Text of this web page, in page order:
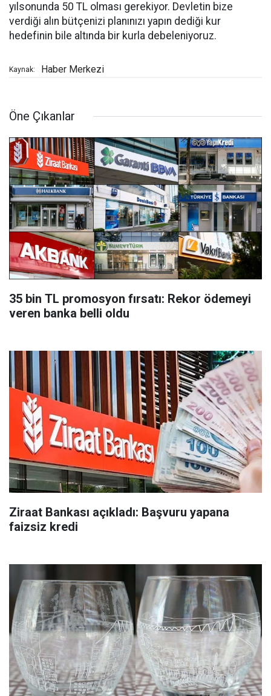
yılsonunda 50 TL olması gerekiyor. Devletin bize
verdiği alın bütçenizi planınızı yapın dediği kur
hedefinin bile altında bir kurla debeleniyoruz.
Kaynak: Haber Merkezi
Öne Çıkanlar
35 bin TL promosyon fırsatı: Rekor ödemeyi
veren banka belli oldu
Ziraat Bankası açıkladı: Başvuru yapana
faizsiz kredi